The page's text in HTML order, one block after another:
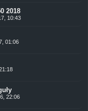
2018
10:43
01:06
22:06